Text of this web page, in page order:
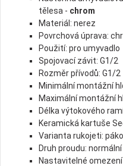
tělesa - chrom
Materiál: nerez
Povrchová úprava:
Použití: pro umyvadlo
Spojovací závit: G1/2
Rozměr přívodů: G1/2
Minimální montážní
Maximální montážní
Délka výtokového
Keramická kartuše
Varianta rukojeti:
Druh proudu:
Nastavitelné